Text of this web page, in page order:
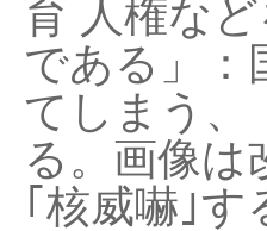
育 人権な
である」：
てしまう、
る。画像は
｢核威嚇｣